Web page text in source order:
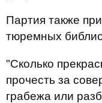
Партия также
тюремных
"Сколько
прочесть за
грабежа или